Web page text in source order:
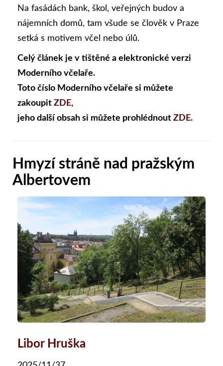
Na fasádách bank, škol, veřejných budov a
nájemních domů, tam všude se člověk v Praze
setká s motivem včel nebo úlů.
Celý článek je v tištěné a elektronické verzi
Moderního včelaře.
Toto číslo Moderního včelaře si můžete
zakoupit ZDE,
jeho další obsah si můžete prohlédnout ZDE.
Hmyzí stráně nad pražským
Albertovem
Libor Hruška